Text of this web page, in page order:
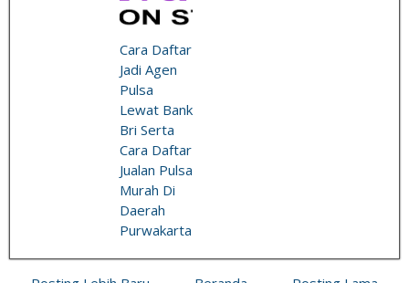
Cara Daftar
Jadi Agen
Pulsa
Lewat Bank
Bri Serta
Cara Daftar
Jualan Pulsa
Murah Di
Daerah
Purwakarta